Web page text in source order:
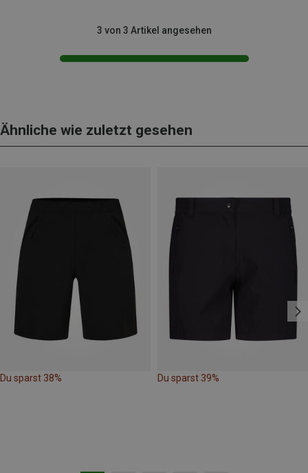
3 von 3 Artikel angesehen
Ähnliche wie zuletzt gesehen
Du sparst 38% Du sparst 39%